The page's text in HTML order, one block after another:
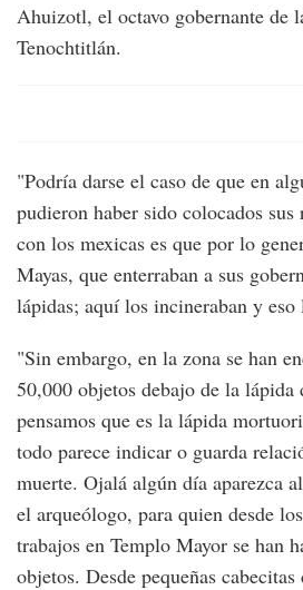
Ahuizotl, el octavo gobernante de
Tenochtitlán.
"Podría darse el caso de que en
pudieron haber sido colocados
con los mexicas es que por lo
Mayas, que enterraban a sus
lápidas; aquí los incineraban y
"Sin embargo, en la zona se han
50,000 objetos debajo de la
pensamos que es la lápida
todo parece indicar o guarda
muerte. Ojalá algún día aparezca
el arqueólogo, para quien desde
trabajos en Templo Mayor se han
objetos. Desde pequeñas